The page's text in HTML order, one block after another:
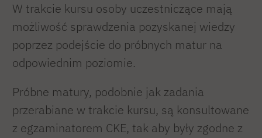
W trakcie kursu osoby uczestniczące mają
możliwość sprawdzenia pozyskanej wiedzy
poprzez podejście do próbnych matur na
odpowiednim poziomie.
Próbne matury, podobnie jak zadania
przerabiane w trakcie kursu, są konsultowane
z egzaminatorem CKE, tak aby były zgodne z